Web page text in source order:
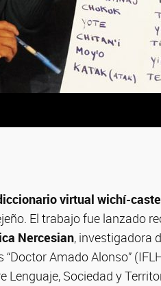
virtual wichí-
El trabajo fue lanzado
Nercesian, investigadora
Amado Alonso”
Sociedad y